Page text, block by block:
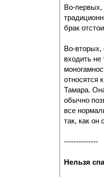
Во-первых,
брак
Во-вторых,
входить
относятся
Тамара.
обычно
все
так, как
--------------
Нельзя